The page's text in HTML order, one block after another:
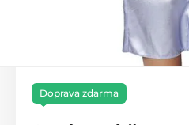
Doprava zdarma